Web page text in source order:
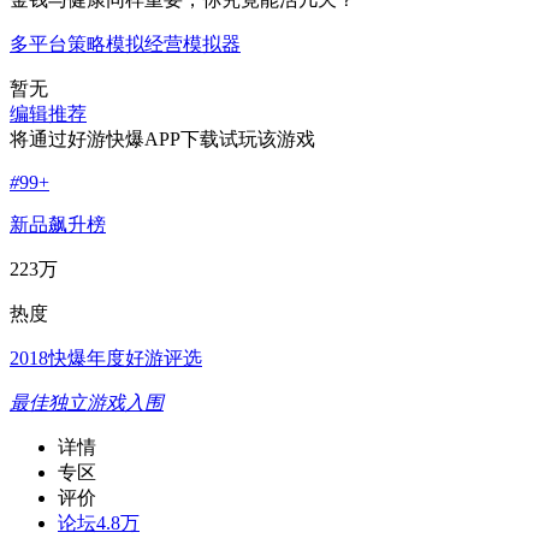
多平台策略模拟经营模拟器
暂无
编辑推荐
将通过好游快爆APP下载试玩该游戏
#99+
新品飙升榜
223万
热度
2018快爆年度好游评选
最佳独立游戏入围
详情
专区
评价
论坛4.8万